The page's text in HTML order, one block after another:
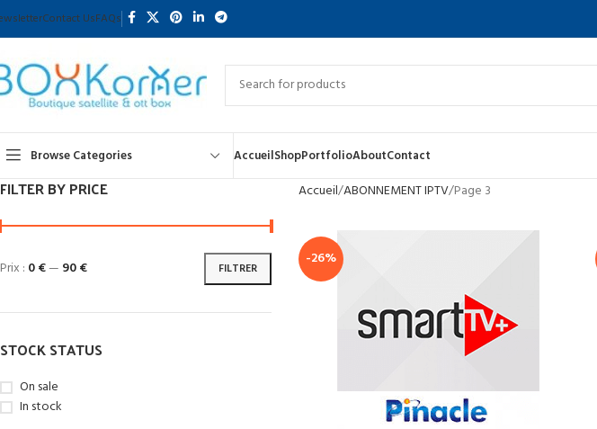
Contact UsFAQs
Browse Categories AccueilShopPortfolioAboutContact
FILTER BY PRICE
FILTRER
Prix : 0 €— 90 €
STOCK STATUS
On sale
In stock
Accueil ABONNEMENT IPTV Page 3
-26%